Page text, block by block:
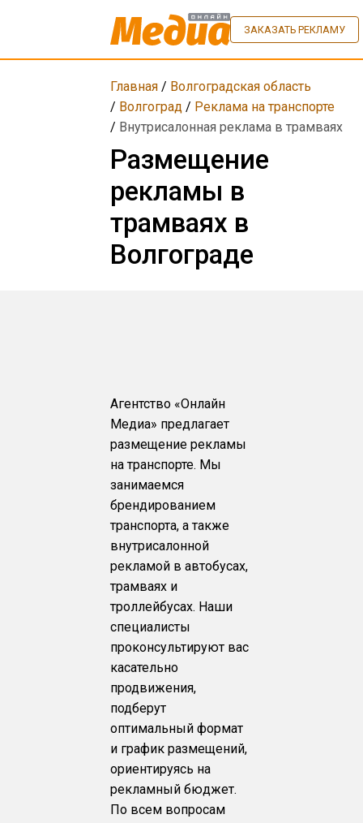
ЗАКАЗАТЬ РЕКЛАМУ
Главная / Волгоградская область
/ Волгоград / Реклама на транспорте
/ Внутрисалонная реклама в трамваях
Размещение
рекламы в
трамваях в
Волгограде
Агентство «Онлайн
Медиа» предлагает
размещение рекламы
на транспорте. Мы
занимаемся
брендированием
транспорта, а также
внутрисалонной
рекламой в автобусах,
трамваях и
троллейбусах. Наши
специалисты
проконсультируют вас
касательно
продвижения,
подберут
оптимальный формат
и график размещений,
ориентируясь на
рекламный бюджет.
По всем вопросам